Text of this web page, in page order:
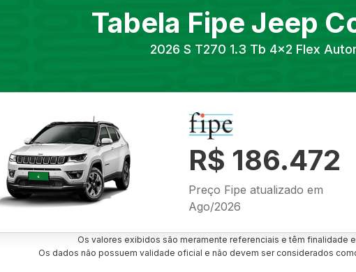
Tabela Fipe Jeep
2026 S T270 1.3 Tb 4x2 Flex
R$ 186.472
Preço Fipe atualizado em
Ago/2026
Os valores exibidos são meramente referenciais e têm finalidade
Os dados não possuem validade oficial e não devem ser considerados